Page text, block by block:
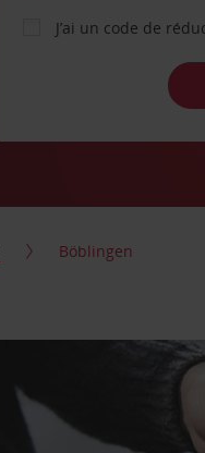
J’ai un code de
Böblingen